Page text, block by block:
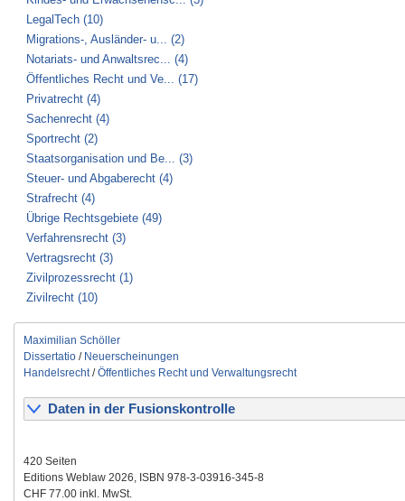
LegalTech (10)
Migrations-, Ausländer- u... (2)
Notariats- und Anwaltsrec... (4)
Öffentliches Recht und Ve... (17)
Privatrecht (4)
Sachenrecht (4)
Sportrecht (2)
Staatsorganisation und Be... (3)
Steuer- und Abgaberecht (4)
Strafrecht (4)
Übrige Rechtsgebiete (49)
Verfahrensrecht (3)
Vertragsrecht (3)
Zivilprozessrecht (1)
Zivilrecht (10)
Maximilian Schöller
Dissertatio / Neuerscheinungen
Handelsrecht/Öffentliches Recht und Verwaltungsrecht
Daten in der Fusionskontrolle
420 Seiten
Editions Weblaw 2026, ISBN 978-3-03916-345-8
CHF 77.00 inkl. MwSt.